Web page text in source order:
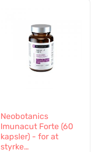
Neobotanics
Imunacut Forte (60
kapsler) - for at
styrke